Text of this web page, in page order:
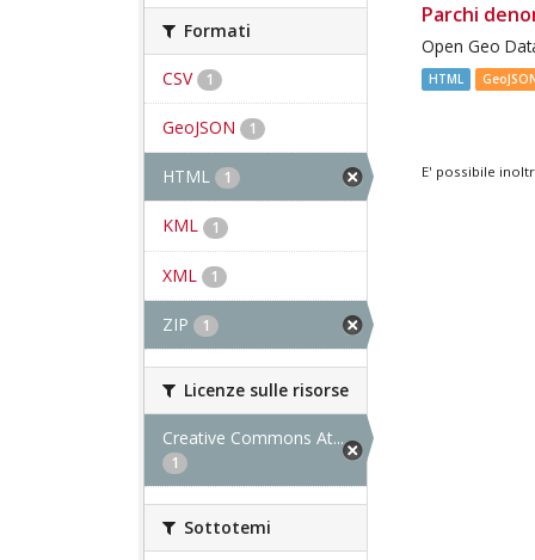
Formati
CSV 1
GeoJSON 1
HTML 1
KML 1
XML 1
ZIP 1
Licenze sulle risorse
Creative Commons At...
1
Sottotemi
Parchi
Open Geo
HTML
E' possibile